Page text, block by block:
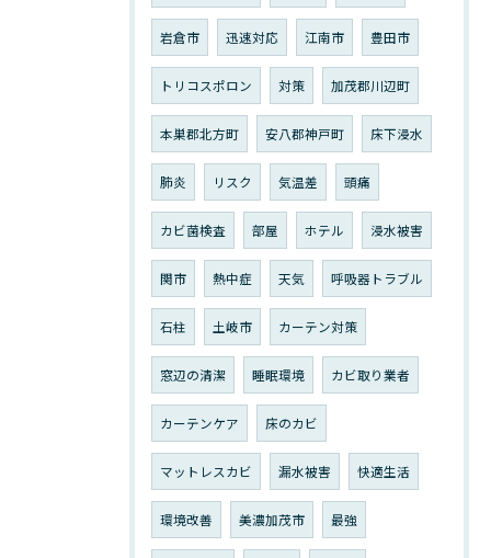
岩倉市 迅速対応 江南市 豊田市
トリコスポロン 対策 加茂郡川辺町
本巣郡北方町 安八郡神戸町 床下浸水
肺炎 リスク 気温差 頭痛
カビ菌検査 部屋 ホテル 浸水被害
関市 熱中症 天気 呼吸器トラブル
石柱 土岐市 カーテン対策
窓辺の清潔 睡眠環境 カビ取り業者
カーテンケア 床のカビ
マットレスカビ 漏水被害 快適生活
環境改善 美濃加茂市 最強